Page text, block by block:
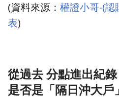
(資料來源： 權證小哥-(認
表)
從過去 分點進出紀
是否是「隔日沖大戶」